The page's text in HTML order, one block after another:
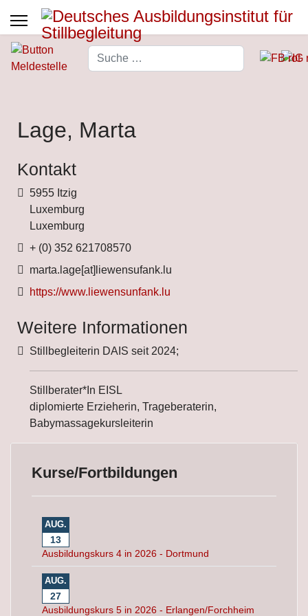
Suchen
Lage, Marta
Kontakt
Adresse
5955 Itzig
Luxemburg
Luxemburg
Telefon
+ (0) 352 621708570
Fax
marta.lage[at]liewensufank.lu
Website
https://www.liewensunfank.lu
Weitere Informationen
Weitere Informationen
Stillbegleiterin DAIS seit 2024;
Stillberater*In EISL
diplomierte Erzieherin, Trageberaterin,
Babymassagekursleiterin
Kurse/Fortbildungen
AUG.
13
Ausbildungskurs 4 in 2026 - Dortmund
AUG.
27
Ausbildungskurs 5 in 2026 - Erlangen/Forchheim